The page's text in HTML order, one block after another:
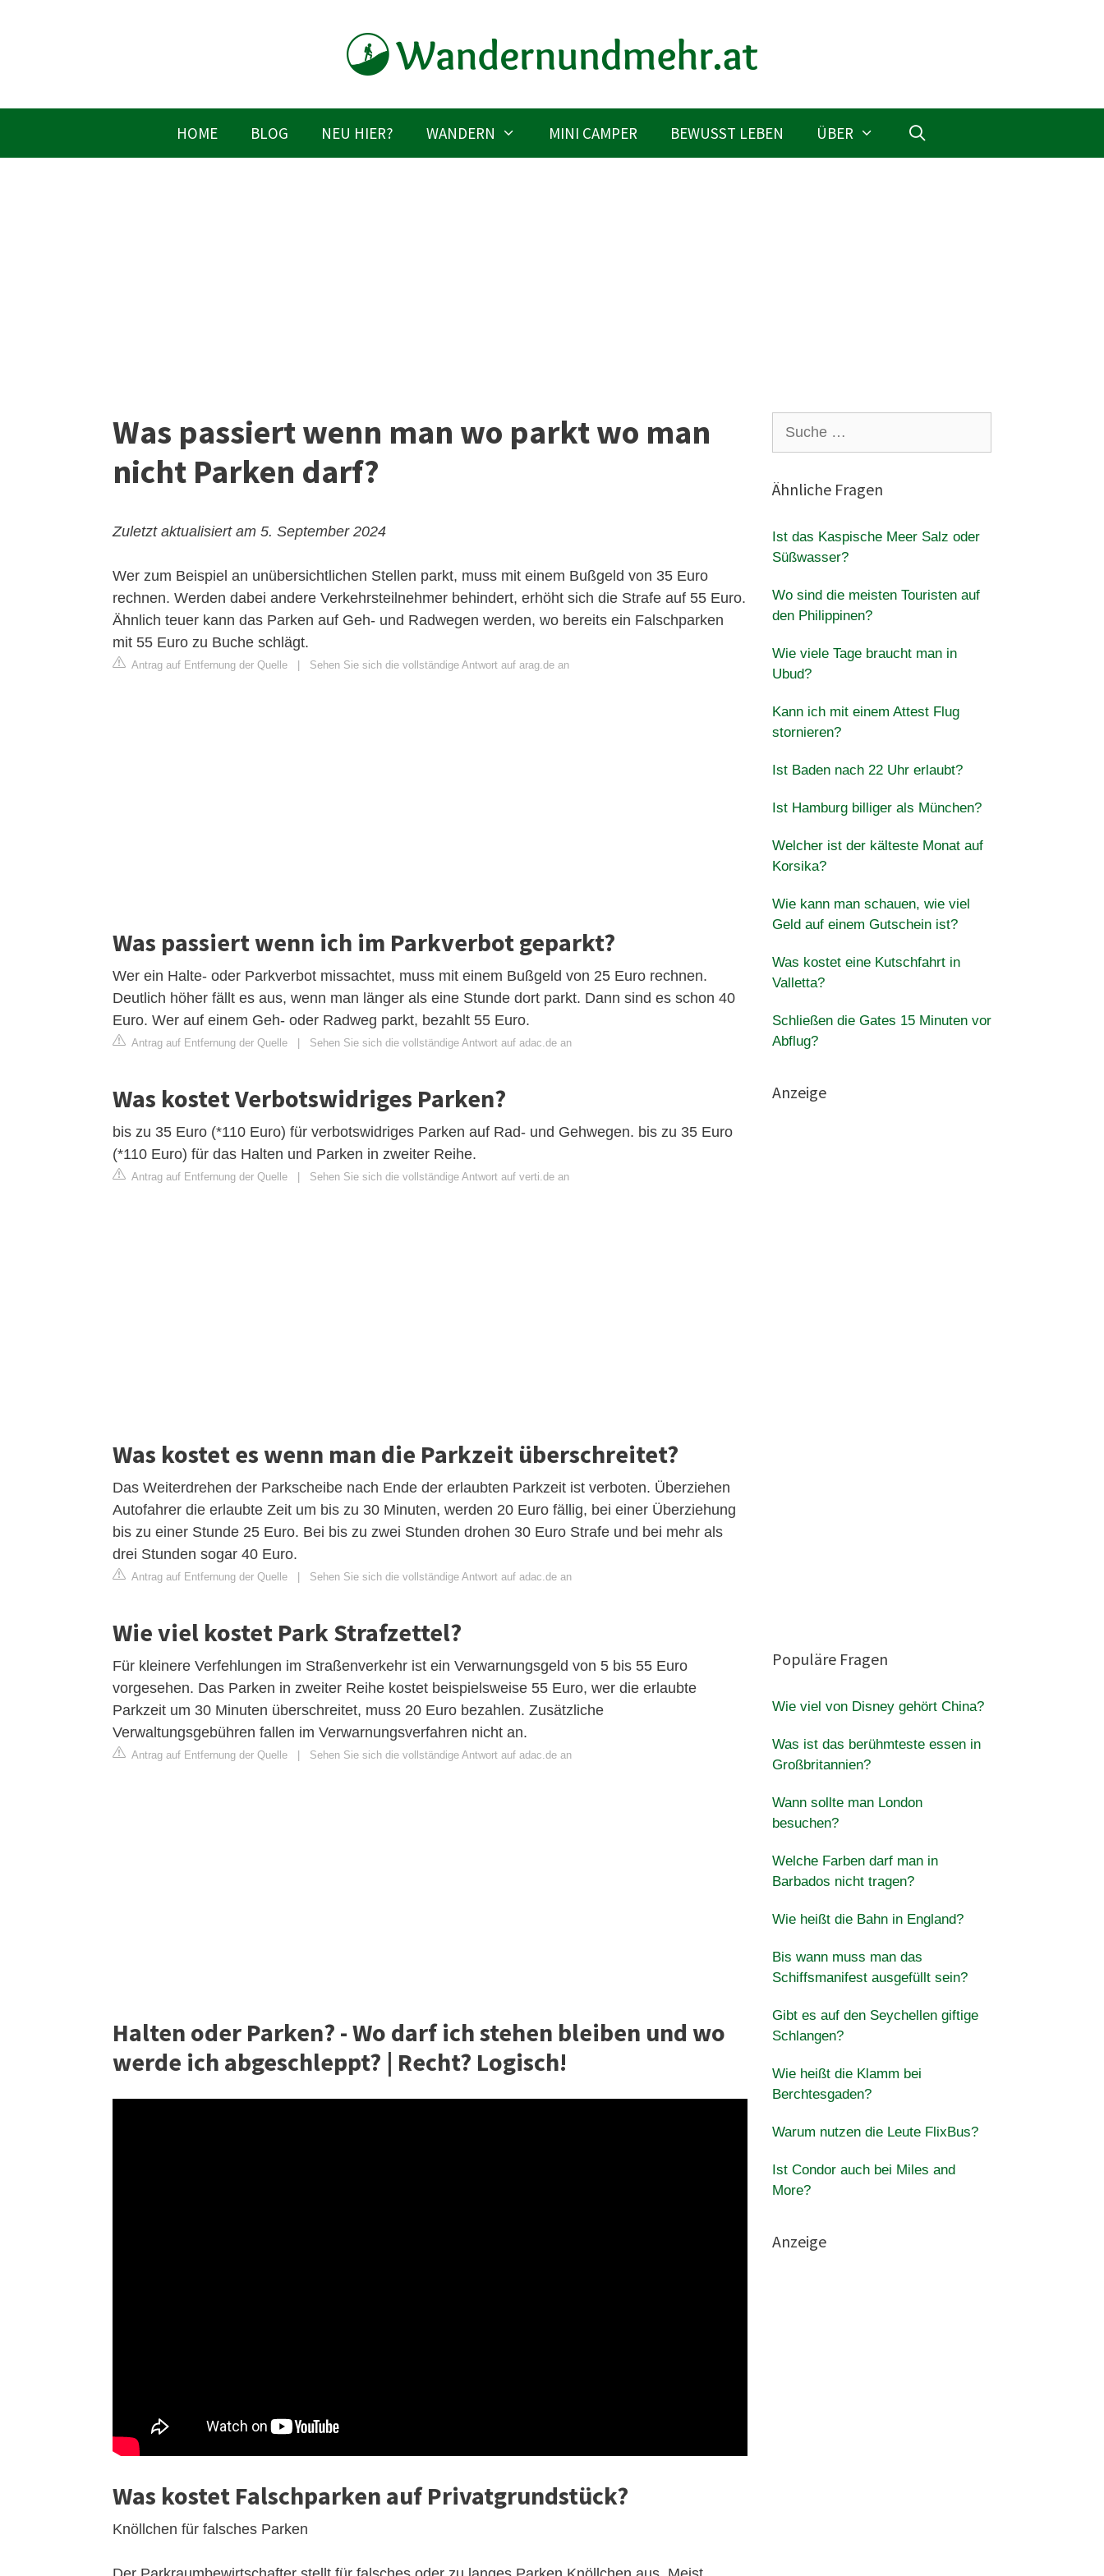
HOME BLOG NEU HIER? WANDERN MINI CAMPER BEWUSST LEBEN ÜBER
Was passiert wenn man wo parkt wo man
nicht Parken darf?
Zuletzt aktualisiert am 5. September 2024
Wer zum Beispiel an unübersichtlichen Stellen parkt, muss mit einem Bußgeld von 35 Euro
rechnen. Werden dabei andere Verkehrsteilnehmer behindert, erhöht sich die Strafe auf 55 Euro.
Ähnlich teuer kann das Parken auf Geh- und Radwegen werden, wo bereits ein Falschparken
mit 55 Euro zu Buche schlägt.
Antrag auf Entfernung der Quelle Sehen Sie sich die vollständige Antwort auf arag.de an
Was passiert wenn ich im Parkverbot geparkt?
Wer ein Halte- oder Parkverbot missachtet, muss mit einem Bußgeld von 25 Euro rechnen.
Deutlich höher fällt es aus, wenn man länger als eine Stunde dort parkt. Dann sind es schon 40
Euro. Wer auf einem Geh- oder Radweg parkt, bezahlt 55 Euro.
Antrag auf Entfernung der Quelle Sehen Sie sich die vollständige Antwort auf adac.de an
Was kostet Verbotswidriges Parken?
bis zu 35 Euro (*110 Euro) für verbotswidriges Parken auf Rad- und Gehwegen. bis zu 35 Euro
(*110 Euro) für das Halten und Parken in zweiter Reihe.
Antrag auf Entfernung der Quelle Sehen Sie sich die vollständige Antwort auf verti.de an
Was kostet es wenn man die Parkzeit überschreitet?
Das Weiterdrehen der Parkscheibe nach Ende der erlaubten Parkzeit ist verboten. Überziehen
Autofahrer die erlaubte Zeit um bis zu 30 Minuten, werden 20 Euro fällig, bei einer Überziehung
bis zu einer Stunde 25 Euro. Bei bis zu zwei Stunden drohen 30 Euro Strafe und bei mehr als
drei Stunden sogar 40 Euro.
Antrag auf Entfernung der Quelle Sehen Sie sich die vollständige Antwort auf adac.de an
Wie viel kostet Park Strafzettel?
Für kleinere Verfehlungen im Straßenverkehr ist ein Verwarnungsgeld von 5 bis 55 Euro
vorgesehen. Das Parken in zweiter Reihe kostet beispielsweise 55 Euro, wer die erlaubte
Parkzeit um 30 Minuten überschreitet, muss 20 Euro bezahlen. Zusätzliche
Verwaltungsgebühren fallen im Verwarnungsverfahren nicht an.
Antrag auf Entfernung der Quelle Sehen Sie sich die vollständige Antwort auf adac.de an
Halten oder Parken? - Wo darf ich stehen bleiben und wo
werde ich abgeschleppt? | Recht? Logisch!
Was kostet Falschparken auf Privatgrundstück?
Knöllchen für falsches Parken
nach:
Ähnliche Fragen
Ist das Kaspische Meer Salz oder
Süßwasser?
Wo sind die meisten Touristen auf
den Philippinen?
Wie viele Tage braucht man in
Ubud?
Kann ich mit einem Attest Flug
stornieren?
Ist Baden nach 22 Uhr erlaubt?
Ist Hamburg billiger als München?
Welcher ist der kälteste Monat auf
Korsika?
Wie kann man schauen, wie viel
Geld auf einem Gutschein ist?
Was kostet eine Kutschfahrt in
Valletta?
Schließen die Gates 15 Minuten vor
Abflug?
Anzeige
Populäre Fragen
Wie viel von Disney gehört China?
Was ist das berühmteste essen in
Großbritannien?
Wann sollte man London
besuchen?
Welche Farben darf man in
Barbados nicht tragen?
Wie heißt die Bahn in England?
Bis wann muss man das
Schiffsmanifest ausgefüllt sein?
Gibt es auf den Seychellen giftige
Schlangen?
Wie heißt die Klamm bei
Berchtesgaden?
Warum nutzen die Leute FlixBus?
Ist Condor auch bei Miles and
More?
Anzeige